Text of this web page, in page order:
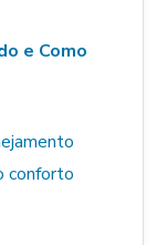
e Como
conforto